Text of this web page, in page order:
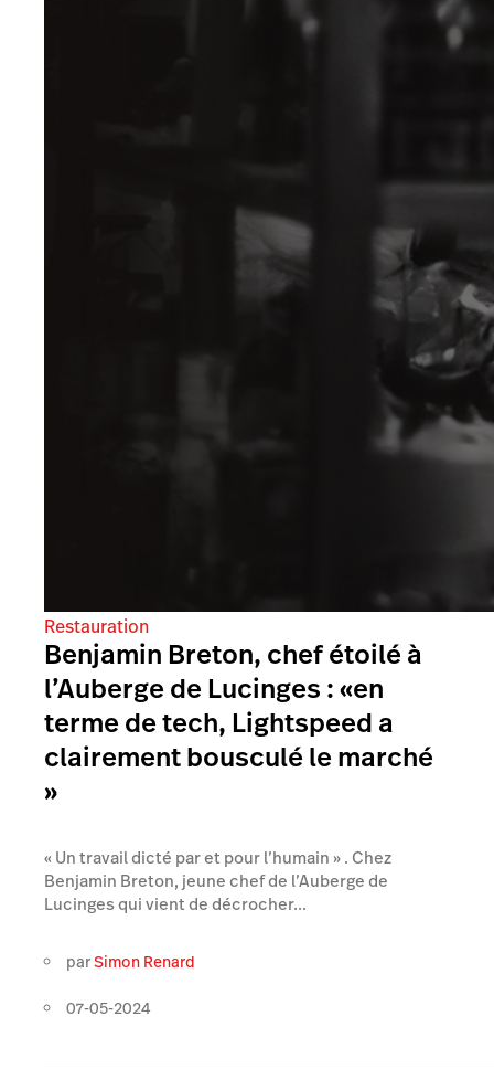
Restauration
Benjamin Breton, chef étoilé à
l’Auberge de Lucinges : «en
terme de tech, Lightspeed a
clairement bousculé le marché
»
« Un travail dicté par et pour l’humain » . Chez
Benjamin Breton, jeune chef de l’Auberge de
Lucinges qui vient de décrocher...
parSimon Renard
07-05-2024